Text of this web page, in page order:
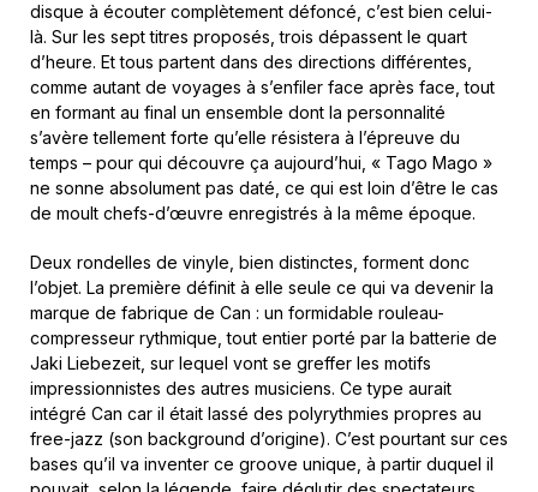
disque à écouter complètement défoncé, c’est bien celui-
là. Sur les sept titres proposés, trois dépassent le quart
d’heure. Et tous partent dans des directions différentes,
comme autant de voyages à s’enfiler face après face, tout
en formant au final un ensemble dont la personnalité
s’avère tellement forte qu’elle résistera à l’épreuve du
temps – pour qui découvre ça aujourd’hui, « Tago Mago »
ne sonne absolument pas daté, ce qui est loin d’être le cas
de moult chefs-d’œuvre enregistrés à la même époque.
Deux rondelles de vinyle, bien distinctes, forment donc
l’objet. La première définit à elle seule ce qui va devenir la
marque de fabrique de Can : un formidable rouleau-
compresseur rythmique, tout entier porté par la batterie de
Jaki Liebezeit, sur lequel vont se greffer les motifs
impressionnistes des autres musiciens. Ce type aurait
intégré Can car il était lassé des polyrythmies propres au
free-jazz (son background d’origine). C’est pourtant sur ces
bases qu’il va inventer ce groove unique, à partir duquel il